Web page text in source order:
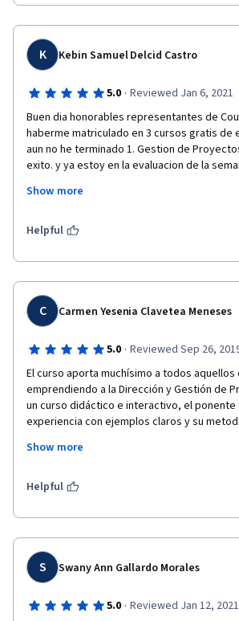
K Kebin Samuel Delcid Castro
5.0 · Reviewed Jan 6, 2021
Buen dia honorables representantes de
haberme matriculado en 3 cursos gratis de
aun no he terminado 1. Gestion de
exito. y ya estoy en la evaluacion de la
gratis. No es justo que ya casi por terminar
terminar. Gracias.
Show more
Helpful
C Carmen Yesenia Clavetea Meneses
5.0 · Reviewed Sep 26,
El curso aporta muchísimo a todos aquellos
emprendiendo a la Dirección y Gestión de
un curso didáctico e interactivo, el ponente
experiencia con ejemplos claros y su
Muchísimas gracias por todo lo impartido.
Proyectos.
Show more
Helpful
S Swany Ann Gallardo Morales
5.0 · Reviewed Jan 12, 2021